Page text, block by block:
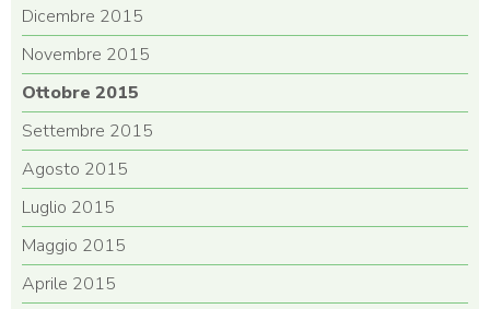
Dicembre 2015
Novembre 2015
Ottobre 2015
Settembre 2015
Agosto 2015
Luglio 2015
Maggio 2015
Aprile 2015